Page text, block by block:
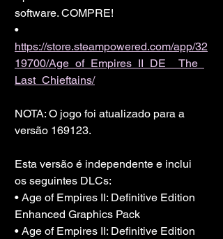
software. COMPRE!
•
https://store.steampowered.com/app/32
19700/Age_of_Empires_II_DE__The_
Last_Chieftains/
NOTA: O jogo foi atualizado para a
versão 169123.
Esta versão é independente e inclui
os seguintes DLCs:
• Age of Empires II: Definitive Edition
Enhanced Graphics Pack
• Age of Empires II: Definitive Edition